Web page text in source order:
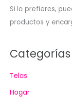
Si lo prefieres,
productos y
Categorías
Telas
Hogar